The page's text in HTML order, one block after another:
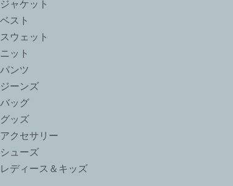
ジャケット
ベスト
スウェット
ニット
パンツ
ジーンズ
バッグ
グッズ
アクセサリー
シューズ
レディース＆キッズ